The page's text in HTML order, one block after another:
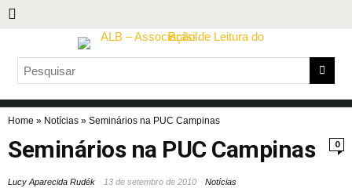
Home » Notícias » Seminários na PUC Campinas
0
Seminários na PUC Campinas
Lucy Aparecida Rudék 13 de setembro de 2010 Notícias